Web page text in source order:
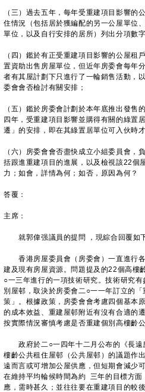
（三）過去五年，每年受重建項目影響的
住情況（包括居於獲編配的另一公屋單位
單位，以及自行安排的居所）列出分項數字
（四）鑑於有正受重建項目影響的公屋租
置資助出售房屋單位，但近年房委會每年
者有其屋計劃下只進行了一輪銷售活動，
委會會否檢討有關安排；
（五）鑑於房委會計劃於本年底推出發售
四年，受重建項目影響並購得有關的綠置
遷」的安排，即在其綠置居單位可入伙時
（六）房委會會否盡快成立小組委員會，
括跟進重建項目的進展，以及檢視該22個
力；如會，詳情為何；如否，原因為何？
答覆：
主席：
就郭偉强議員的提問 ，現綜合回覆如
香港房屋委員會（房委會）一直進行各
建及現有房屋資源。問題提及的22個高樓
○一三年進行的一項技術研究。技術研究
別屋邨，取決於房委會二○一一年訂立的
策」。根據政策，房委會會考慮四個基本
的成本效益、重建屋邨附近有沒有合適的
按實際情況審慎考慮是否重建個別高樓齡公
政府於二○一四年十二月公布的《長遠
樓齡公共租住屋邨（公共屋邨）的議題作
遠而言或可增加公屋供應，但短期會減少
在維持平均輪候時間為約 三年的目標方
應，需時甚久；並往往要在重建項目的較